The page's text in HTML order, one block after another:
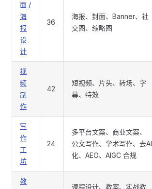
面 /
海
报
设
计
36
海报、封面、Banner、社
交图、缩略图
视
频
制
作
42
短视频、片头、转场、字
幕、特效
写
作
工
坊
24
多平台文案、商业文案、
公文写作、学术写作、去AI
化、AEO、AIGC 合规
教
课程设计、教案、实战教